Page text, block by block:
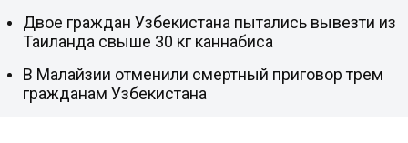
Двое граждан Узбекистана пытались вывезти из
Таиланда свыше 30 кг каннабиса
В Малайзии отменили смертный приговор трем
гражданам Узбекистана